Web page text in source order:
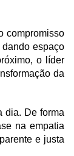
compromisso
espaço
o líder
da
dia. De forma
na empatia
e justa